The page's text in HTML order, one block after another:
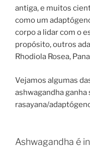
antiga, e muitos
como um
corpo a lidar com o
propósito, outros
Rhodiola Rosea,
Vejamos algumas
ashwagandha
rasayana/
Ashwagandha é